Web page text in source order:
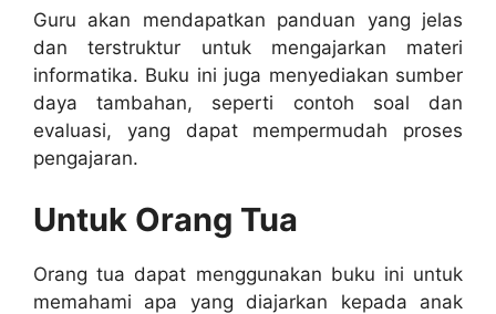
Guru akan mendapatkan panduan yang jelas
dan terstruktur untuk mengajarkan materi
informatika. Buku ini juga menyediakan sumber
daya tambahan, seperti contoh soal dan
evaluasi, yang dapat mempermudah proses
pengajaran.
Untuk Orang Tua
Orang tua dapat menggunakan buku ini untuk
memahami apa yang diajarkan kepada anak